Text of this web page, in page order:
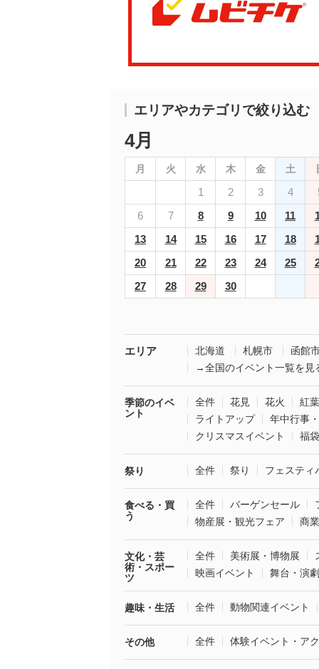
エリアやカテゴリで絞り込む
4月
月 火 水 木 金 土
1 2 3 4
6
7 8 9 10 11
13
14 15 16 17 18
20
21 22 23 24 25
27
28 29 30
エリア 北海道 札幌市
函館
→全国のイベント一覧を見
季節のイベ
ント
全件 花見 花火
紅葉
ライトアップ
年中行事
クリスマスイベント
福
祭り 全件 祭り フェスティ
食べる・買
う
全件 バーゲンセール
物産展・観光フェア
商
文化・芸
術・スポー
ツ
全件 美術展・博物展
映画イベント
舞台・演劇
趣味・生活 全件 動物関連イベント
その他 全件 体験イベント・ア